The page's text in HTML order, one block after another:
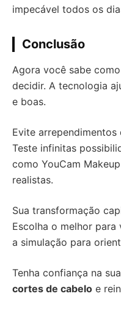
impecável todos os
Conclusão
Agora você sabe
decidir. A tecnologia
e boas.
Evite
Teste infinitas
como YouCam
realistas.
Sua transformação
Escolha o melhor para
a simulação para
Tenha confiança na
cortes de cabelo e